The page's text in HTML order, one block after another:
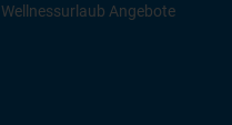
Wellnessurlaub Angebote